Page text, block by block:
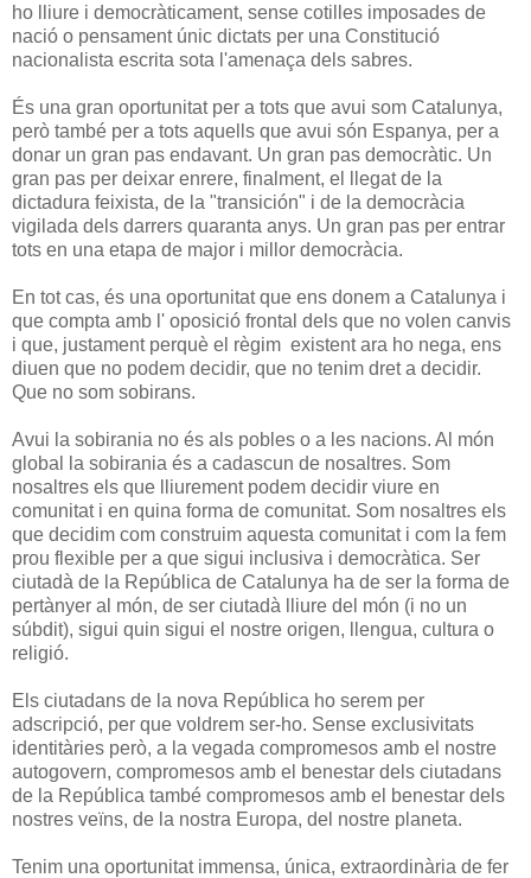
ho lliure i democràticament, sense cotilles imposades de
nació o pensament únic dictats per una Constitució
nacionalista escrita sota l'amenaça dels sabres.
És una gran oportunitat per a tots que avui som Catalunya,
però també per a tots aquells que avui són Espanya, per a
donar un gran pas endavant. Un gran pas democràtic. Un
gran pas per deixar enrere, finalment, el llegat de la
dictadura feixista, de la "transición" i de la democràcia
vigilada dels darrers quaranta anys. Un gran pas per entrar
tots en una etapa de major i millor democràcia.
En tot cas, és una oportunitat que ens donem a Catalunya i
que compta amb l' oposició frontal dels que no volen canvis
i que, justament perquè el règim existent ara ho nega, ens
diuen que no podem decidir, que no tenim dret a decidir.
Que no som sobirans.
Avui la sobirania no és als pobles o a les nacions. Al món
global la sobirania és a cadascun de nosaltres. Som
nosaltres els que lliurement podem decidir viure en
comunitat i en quina forma de comunitat. Som nosaltres els
que decidim com construim aquesta comunitat i com la fem
prou flexible per a que sigui inclusiva i democràtica. Ser
ciutadà de la República de Catalunya ha de ser la forma de
pertànyer al món, de ser ciutadà lliure del món (i no un
súbdit), sigui quin sigui el nostre origen, llengua, cultura o
religió.
Els ciutadans de la nova República ho serem per
adscripció, per que voldrem ser-ho. Sense exclusivitats
identitàries però, a la vegada compromesos amb el nostre
autogovern, compromesos amb el benestar dels ciutadans
de la República també compromesos amb el benestar dels
nostres veïns, de la nostra Europa, del nostre planeta.
Tenim una oportunitat immensa, única, extraordinària de fer